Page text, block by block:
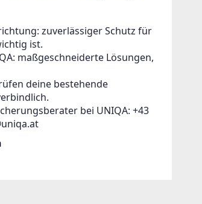
zuverlässiger Schutz für
ist.
maßgeschneiderte Lösungen,
deine bestehende
bei UNIQA: +43